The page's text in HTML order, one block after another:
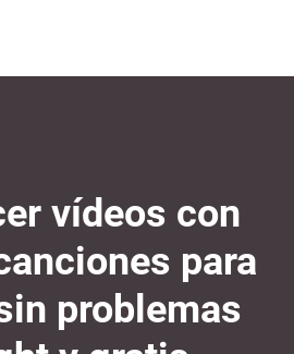
vídeos con
para
problemas